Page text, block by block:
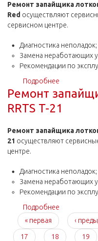
Ремонт запайщика
Red осуществляют
сервисном центре.
Диагностика неполадок;
Замена неработающих
Рекомендации по
Подробнее
Red
Ремонт
RRTS T-21
Ремонт запайщика
21 осуществляют
центре.
Диагностика неполадок;
Замена неработающих
Рекомендации по
Подробнее
Страницы
« первая ‹
17 18 19